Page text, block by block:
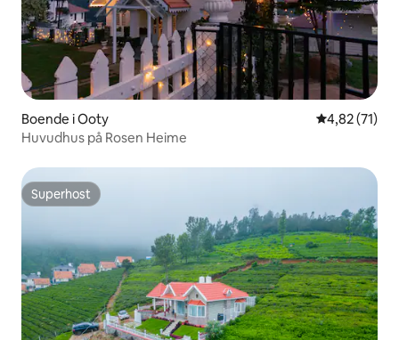
Boende i Ooty 4,82 av 5 i
4,82 (71)
Huvudhus på Rosen Heime
Superhost
Superhost